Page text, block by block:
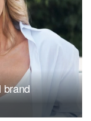
brand